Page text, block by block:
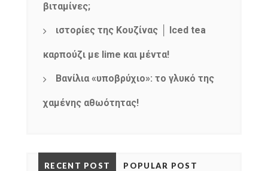
βιταμίνες;
ιστορίες της Κουζίνας │ Iced tea
καρπούζι με lime και μέντα!
Βανίλια «υποβρύχιο»: το γλυκό της
χαμένης αθωότητας!
RECENT POST POPULAR POST